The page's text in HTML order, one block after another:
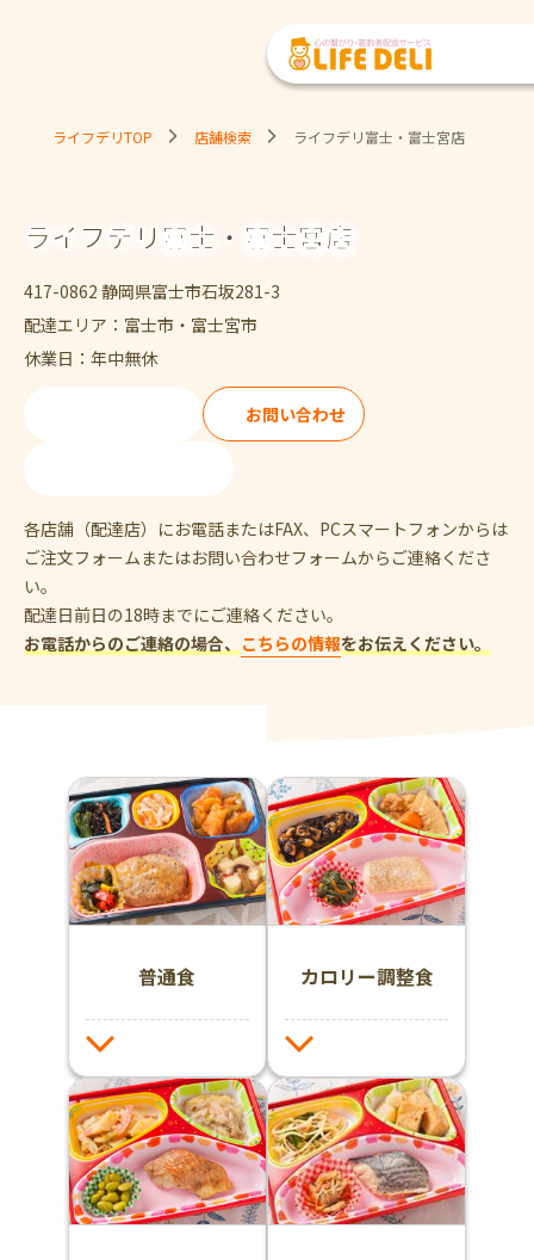
ライフデリTOP 店舗検索 ライフデリ富士・富士宮店
ライフデリ富士・富士宮店
417-0862 静岡県富士市石坂281-3
配達エリア：富士市・富士宮市
休業日：年中無休
お問い合わせ
各店舗（配達店）にお電話またはFAX、PCスマートフォンからは
ご注文フォームまたはお問い合わせフォームからご連絡くださ
い。
配達日前日の18時までにご連絡ください。
お電話からのご連絡の場合、 こちらの情報をお伝えください。
普通食 カロリー調整食